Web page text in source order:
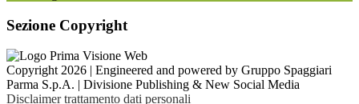
Sezione Copyright
Copyright 2026 | Engineered and powered by Gruppo Spaggiari
Parma S.p.A. | Divisione Publishing & New Social Media
Disclaimer trattamento dati personali